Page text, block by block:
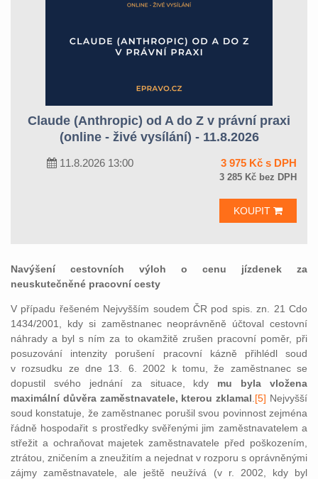
Claude (Anthropic) od A do Z v právní praxi
(online - živé vysílání) - 11.8.2026
11.8.2026 13:00 3 975 Kč s DPH
3 285 Kč bez DPH
KOUPIT
Navýšení cestovních výloh o cenu jízdenek za
neuskutečněné pracovní cesty
V případu řešeném Nejvyšším soudem ČR pod spis. zn. 21 Cdo
1434/2001, kdy si zaměstnanec neoprávněně účtoval cestovní
náhrady a byl s ním za to okamžitě zrušen pracovní poměr, při
posuzování intenzity porušení pracovní kázně přihlédl soud
v rozsudku ze dne 13. 6. 2002 k tomu, že zaměstnanec se
dopustil svého jednání za situace, kdy mu byla vložena
maximální důvěra zaměstnavatele, kterou zklamal [5] Nejvyšší
soud konstatuje, že zaměstnanec porušil svou povinnost zejména
řádně hospodařit s prostředky svěřenými jim zaměstnavatelem a
střežit a ochraňovat majetek zaměstnavatele před poškozením,
ztrátou, zničením a zneužitím a nejednat v rozporu s oprávněnými
zájmy zaměstnavatele, ale ještě neužívá (v r. 2002, kdy byl